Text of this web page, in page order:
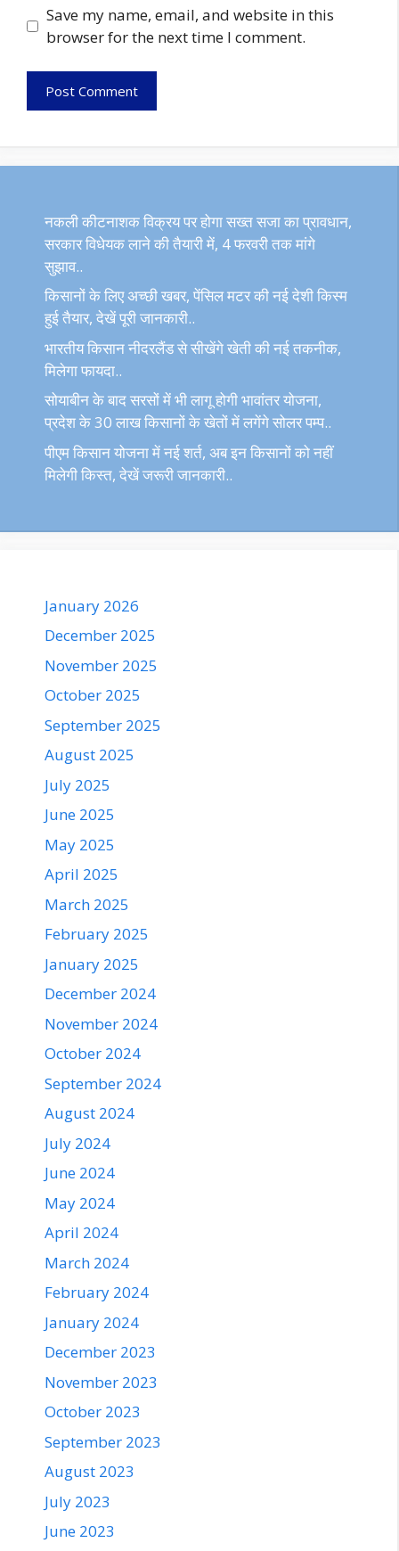
Save my name, email, and website in this
browser for the next time I comment.
नकली कीटनाशक विक्रय पर होगा सख्त सजा का प्रावधान,
सरकार विधेयक लाने की तैयारी में, 4 फरवरी तक मांगे
सुझाव..
किसानों के लिए अच्छी खबर, पेंसिल मटर की नई देशी किस्म
हुई तैयार, देखें पूरी जानकारी..
भारतीय किसान नीदरलैंड से सीखेंगे खेती की नई तकनीक,
मिलेगा फायदा..
सोयाबीन के बाद सरसों में भी लागू होगी भावांतर योजना,
प्रदेश के 30 लाख किसानों के खेतों में लगेंगे सोलर पम्प..
पीएम किसान योजना में नई शर्त, अब इन किसानों को नहीं
मिलेगी किस्त, देखें जरूरी जानकारी..
January 2026
December 2025
November 2025
October 2025
September 2025
August 2025
July 2025
June 2025
May 2025
April 2025
March 2025
February 2025
January 2025
December 2024
November 2024
October 2024
September 2024
August 2024
July 2024
June 2024
May 2024
April 2024
March 2024
February 2024
January 2024
December 2023
November 2023
October 2023
September 2023
August 2023
July 2023
June 2023